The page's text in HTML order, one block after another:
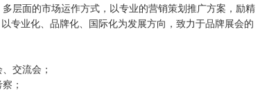
层面的市场运作方式，以专业的营销策划推广方案，励精
专业化、品牌化、国际化为发展方向，致力于品牌展会的
交流会；
；